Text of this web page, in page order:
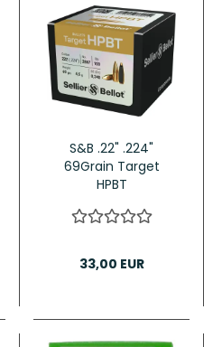
S&B .22" .224"
69Grain Target
HPBT
33,00 EUR